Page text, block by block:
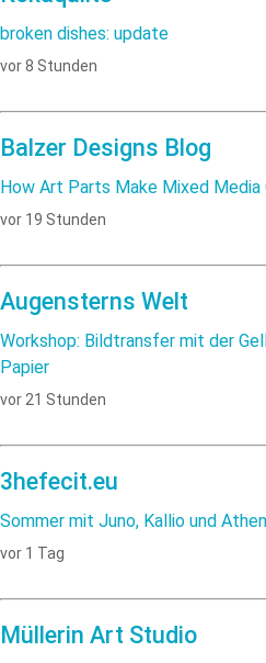
broken dishes: update
vor 8 Stunden
Balzer Designs Blog
How Art Parts Make Mixed Media
vor 19 Stunden
Augensterns Welt
Workshop: Bildtransfer mit der
Papier
vor 21 Stunden
3hefecit.eu
Sommer mit Juno, Kallio und
vor 1 Tag
Müllerin Art Studio